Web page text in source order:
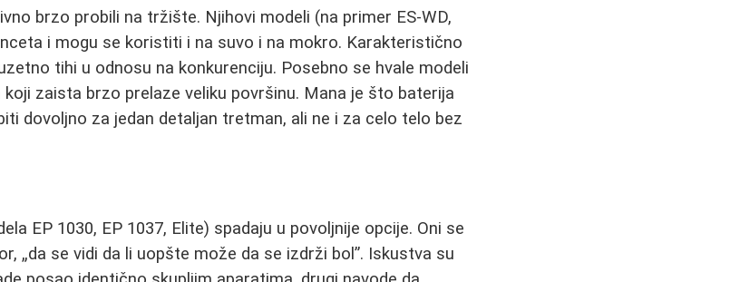
brzo probili na tržište. Njihovi modeli (na primer ES-WD,
i mogu se koristiti i na suvo i na mokro. Karakteristično
tihi u odnosu na konkurenciju. Posebno se hvale modeli
zaista brzo prelaze veliku površinu. Mana je što baterija
dovoljno za jedan detaljan tretman, ali ne i za celo telo bez
EP 1030, EP 1037, Elite) spadaju u povoljnije opcije. Oni se
„da se vidi da li uopšte može da se izdrži bol”. Iskustva su